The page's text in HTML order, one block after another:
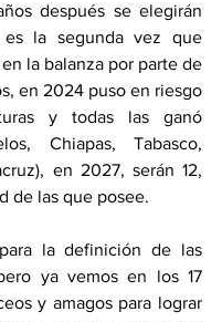
después se elegirán
es la segunda vez que
la balanza por parte de
en 2024 puso en riesgo
y todas las ganó
Chiapas, Tabasco,
en 2027, serán 12,
de las que posee.
la definición de las
ya vemos en los 17
y amagos para lograr